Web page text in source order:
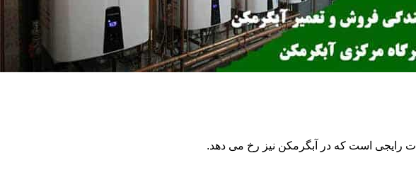
است که در آبگرمکن نیز رخ می دهد.